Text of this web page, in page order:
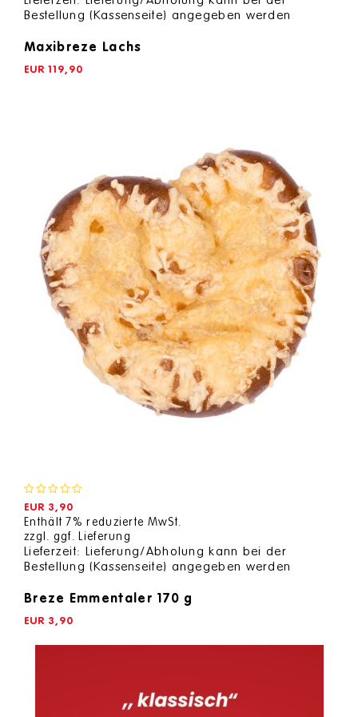
Bestellung (Kassenseite) angegeben werden
Maxibreze Lachs
EUR 119,90
0
out
5
EUR 3,90
Enthält 7% reduzierte MwSt.
zzgl. ggf. Lieferung
Lieferzeit: Lieferung/Abholung kann bei der
Bestellung (Kassenseite) angegeben werden
Breze Emmentaler 170 g
EUR 3,90